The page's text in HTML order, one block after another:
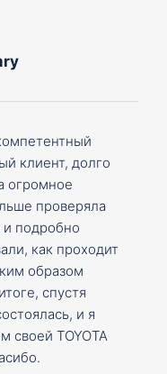
клиент, долго
огромное
проверяла
подробно
как проходит
образом
спустя
и я
своей TOYOTA